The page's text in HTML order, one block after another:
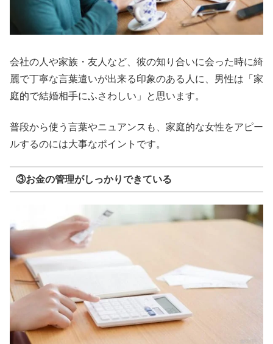
会社の人や家族・友人など、彼の知り合いに会った時に綺
麗で丁寧な言葉遣いが出来る印象のある人に、男性は「家
庭的で結婚相手にふさわしい」と思います。
普段から使う言葉やニュアンスも、家庭的な女性をアピー
ルするのには大事なポイントです。
③お金の管理がしっかりできている